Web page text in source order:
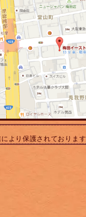
より保護されております